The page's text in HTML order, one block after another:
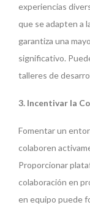
experiencias
que se adapten a
garantiza una
significativo.
talleres de
3. Incentivar la
Fomentar un
colaboren
Proporcionar
colaboración en
en equipo puede